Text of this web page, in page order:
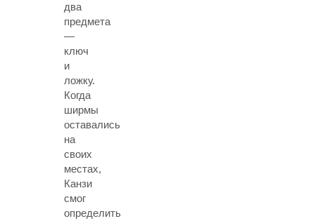
два
предмета
—
ключ
и
ложку.
Когда
ширмы
оставались
на
своих
местах,
Канзи
смог
определить